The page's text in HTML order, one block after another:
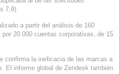
7,9).
a partir del análisis de 160
20.000 cuentas corporativas, de 15
confirma la ineficacia de las marcas a
El informe global de Zendesk también